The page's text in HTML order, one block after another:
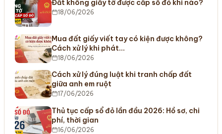
Đất không giấy tờ được cấp sổ đỏ khi nào?
18/06/2026
Mua đất giấy viết tay có kiện được không?
Cách xử lý khi phát…
18/06/2026
Cách xử lý đúng luật khi tranh chấp đất
giữa anh em ruột
17/06/2026
Thủ tục cấp sổ đỏ lần đầu 2026: Hồ sơ, chi
phí, thời gian
16/06/2026